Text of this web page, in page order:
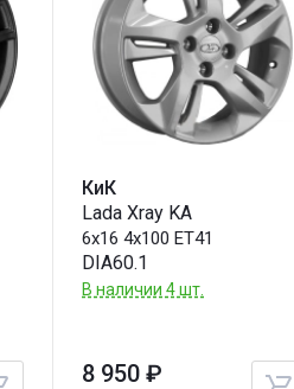
КиК
Lada Xray KA
6x16 4x100 ET41
DIA60.1
В наличии 4 шт.
8 950 ₽